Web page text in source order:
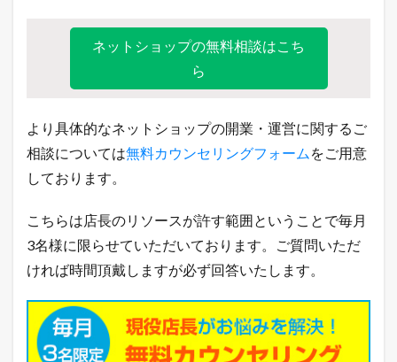
ネットショップの無料相談はこち
ら
より具体的なネットショップの開業・運営に関するご
相談については無料カウンセリングフォーム をご用意
しております。
こちらは店長のリソースが許す範囲ということで毎月
3名様に限らせていただいております。ご質問いただ
ければ時間頂戴しますが必ず回答いたします。